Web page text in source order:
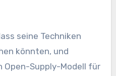
seine Techniken
könnten, und
Supply-Modell für